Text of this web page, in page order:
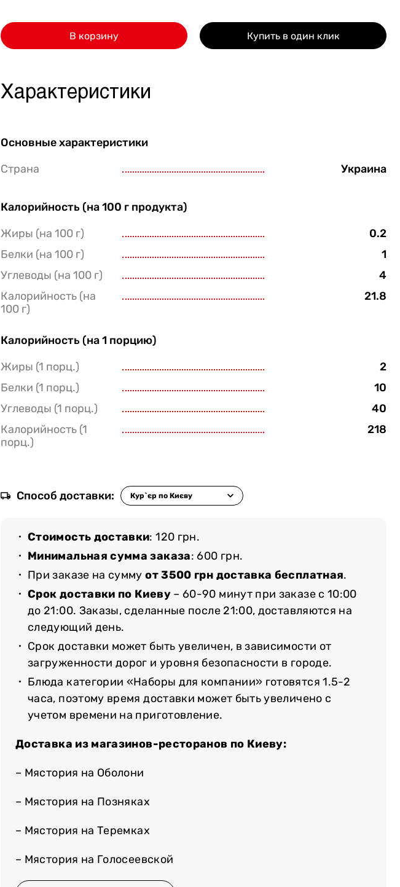
В корзину Купить в один клик
Характеристики
Основные характеристики
Страна
Украина
Калорийность (на 100 г продукта)
Жиры (на 100 г)
0.2
Белки (на 100 г)
1
Углеводы (на 100 г)
4
Калорийность (на
100 г)
21.8
Калорийность (на 1 порцию)
Жиры (1 порц.)
2
Белки (1 порц.)
10
Углеводы (1 порц.)
40
Калорийность (1
порц.)
218
Способ доставки:
Стоимость доставки: 120 грн.
Минимальная сумма заказа: 600 грн.
При заказе на суммуот 3500 грн доставка бесплатная.
Срок доставки по Киеву– 60-90 минут при заказе с 10:00
до 21:00. Заказы, сделанные после 21:00, доставляются на
следующий день.
Срок доставки может быть увеличен, в зависимости от
загруженности дорог и уровня безопасности в городе.
Блюда категории «Наборы для компании» готовятся 1.5-2
часа, поэтому время доставки может быть увеличено с
учетом времени на приготовление.
Доставка из магазинов-ресторанов по Киеву:
– Мястория на Оболони
– Мястория на Позняках
– Мястория на Теремках
– Мястория на Голосеевской